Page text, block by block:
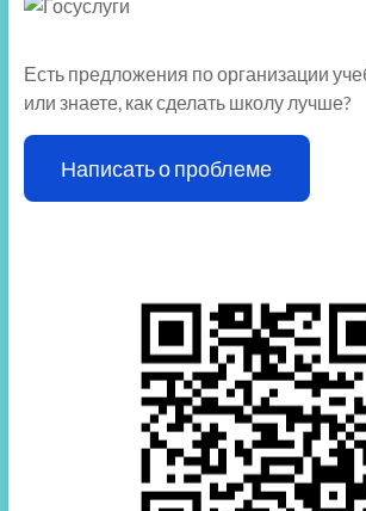
Есть предложения по организации
или знаете, как сделать школу лучше?
Написать о проблеме